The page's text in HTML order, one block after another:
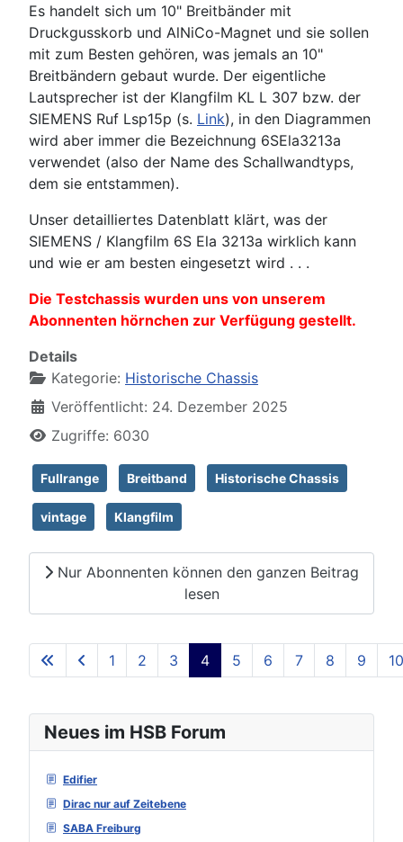
Neues im HSB Forum
Edifier
Dirac nur auf Zeitebene
SABA Freiburg
Es handelt sich um 10" Breitbänder mit
Druckgusskorb und AlNiCo-Magnet und sie sollen
mit zum Besten gehören, was jemals an 10"
Breitbändern gebaut wurde. Der eigentliche
Lautsprecher ist der Klangfilm KL L 307 bzw. der
SIEMENS Ruf Lsp15p (s. Link), in den Diagrammen
wird aber immer die Bezeichnung 6SEla3213a
verwendet (also der Name des Schallwandtyps,
dem sie entstammen).
Unser detailliertes Datenblatt klärt, was der
SIEMENS / Klangfilm 6S Ela 3213a wirklich kann
und wie er am besten eingesetzt wird . . .
Die Testchassis wurden uns von unserem
Abonnenten hörnchen zur Verfügung gestellt.
Details
Kategorie: Historische Chassis
Veröffentlicht: 24. Dezember 2025
Zugriffe: 6030
Fullrange Breitband Historische Chassis
vintage Klangfilm
Nur Abonnenten können den ganzen Beitrag
lesen
Seite 4 von 129
1 2 3 4 5 6 7 8 9 10